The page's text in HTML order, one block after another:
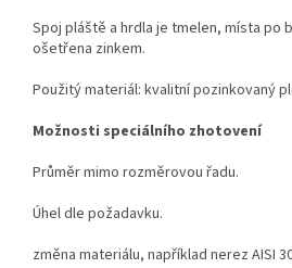
Spoj pláště a hrdla je tmelen, místa po
ošetřena zinkem.
Použitý materiál: kvalitní pozinkovaný
Možnosti speciálního zhotovení
Průměr mimo rozměrovou řadu.
Úhel dle požadavku.
změna materiálu, například nerez AISI